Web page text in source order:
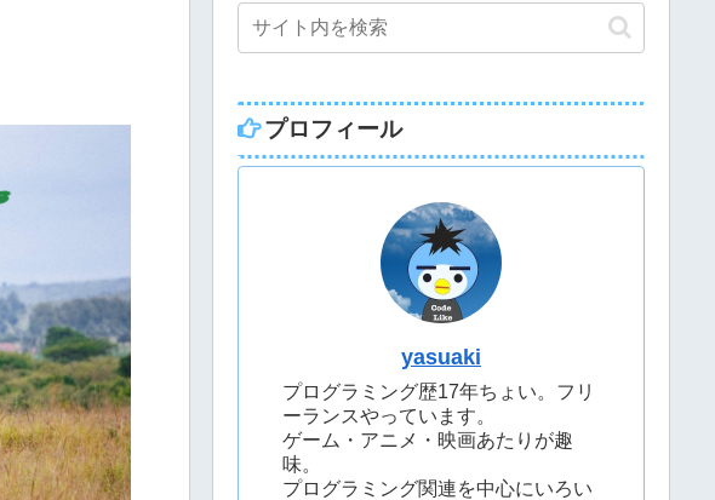
プロフィール
yasuaki
プログラミング歴17年ちょい。フリ
ーランスやっています。
ゲーム・アニメ・映画あたりが趣
味。
プログラミング関連を中心にいろい